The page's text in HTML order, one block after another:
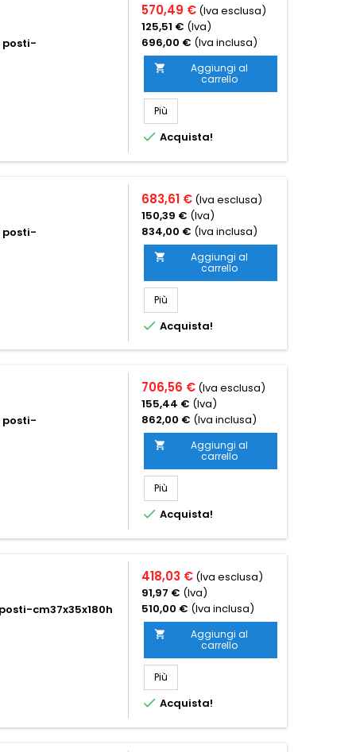
posti-
570,49 € (Iva esclusa)
125,51 € (Iva)
696,00 € (Iva inclusa)

Aggiungi al
carrello
Più
 Acquista!
posti-
683,61 € (Iva esclusa)
150,39 € (Iva)
834,00 € (Iva inclusa)

Aggiungi al
carrello
Più
 Acquista!
posti-
706,56 € (Iva esclusa)
155,44 € (Iva)
862,00 € (Iva inclusa)

Aggiungi al
carrello
Più
 Acquista!
cm37x35x180h
418,03 € (Iva esclusa)
91,97 € (Iva)
510,00 € (Iva inclusa)

Aggiungi al
carrello
Più
 Acquista!